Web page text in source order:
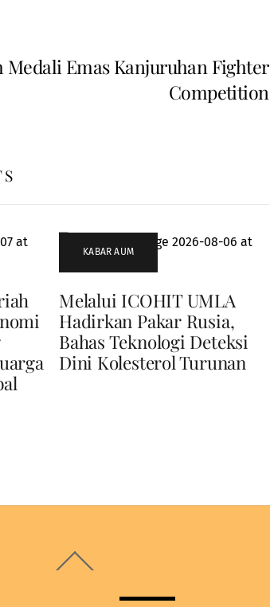
Emas Kanjuruhan Fighter
Competition
KABAR AUM
Melalui ICOHIT UMLA
Hadirkan Pakar Rusia,
Bahas Teknologi Deteksi
Dini Kolesterol Turunan
To